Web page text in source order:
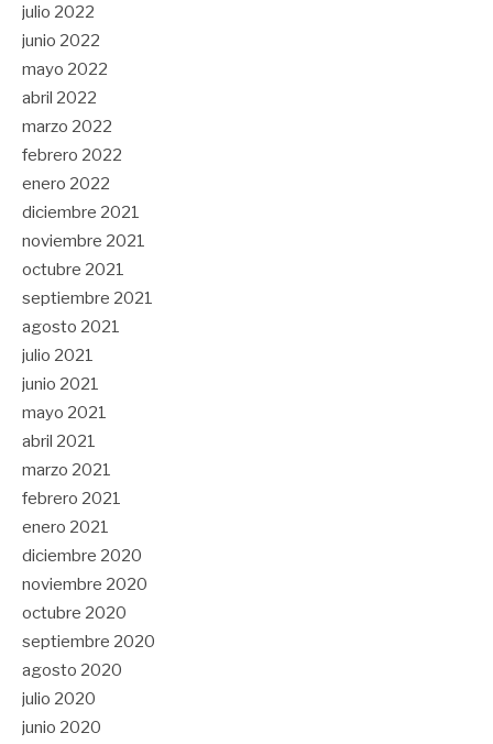
julio 2022
junio 2022
mayo 2022
abril 2022
marzo 2022
febrero 2022
enero 2022
diciembre 2021
noviembre 2021
octubre 2021
septiembre 2021
agosto 2021
julio 2021
junio 2021
mayo 2021
abril 2021
marzo 2021
febrero 2021
enero 2021
diciembre 2020
noviembre 2020
octubre 2020
septiembre 2020
agosto 2020
julio 2020
junio 2020